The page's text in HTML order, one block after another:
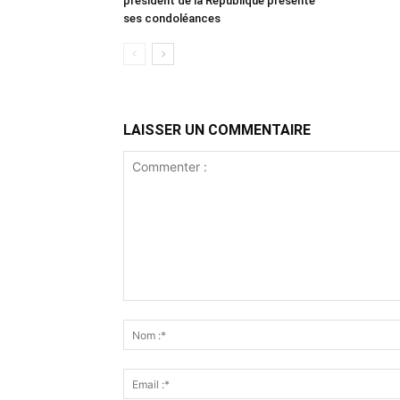
ses condoléances
LAISSER UN COMMENTAIRE